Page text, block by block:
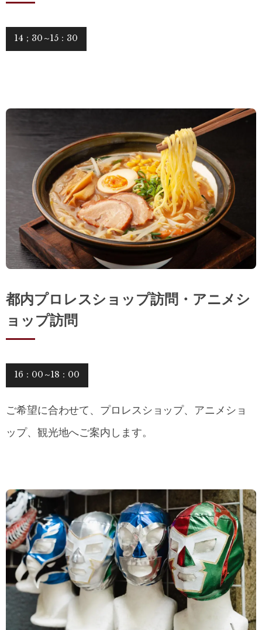
14；30～15：30
都内プロレスショップ訪問・アニメシ
ョップ訪問
16：00～18：00
ご希望に合わせて、プロレスショップ、アニメショ
ップ、観光地へご案内します。